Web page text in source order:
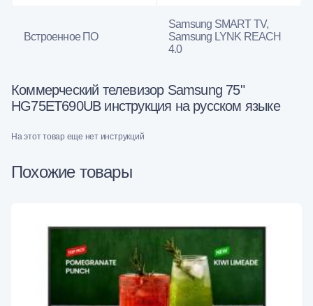
Встроенное ПО
Samsung SMART TV,
Samsung LYNK REACH
4.0
Коммерческий телевизор Samsung 75"
HG75ET690UB инструкция на русском языке
На этот товар еще нет инструкций
Похожие товары